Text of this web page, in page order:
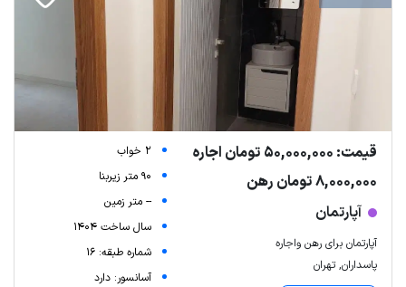
قیمت: 50,000,000 تومان اجاره
8,000,000 تومان رهن
آپارتمان
آپارتمان برای رهن واجاره
پاسداران, تهران
2 خواب
90 متر زیربنا
-- متر زمین
سال ساخت 1404
شماره طبقه: 16
آسانسور: دارد